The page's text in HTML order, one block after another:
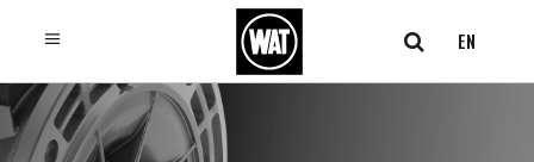
EN